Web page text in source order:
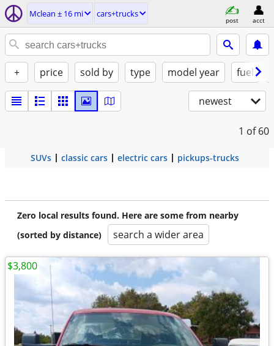
Mclean ± 16 mi cars+trucks
post acct
+ price sold by type model year fuel
newest
1 of 60
SUVs classic cars electric cars pickups-trucks
Zero local results found. Here are some from nearby
(sorted by distance)
search a wider area
$3,800